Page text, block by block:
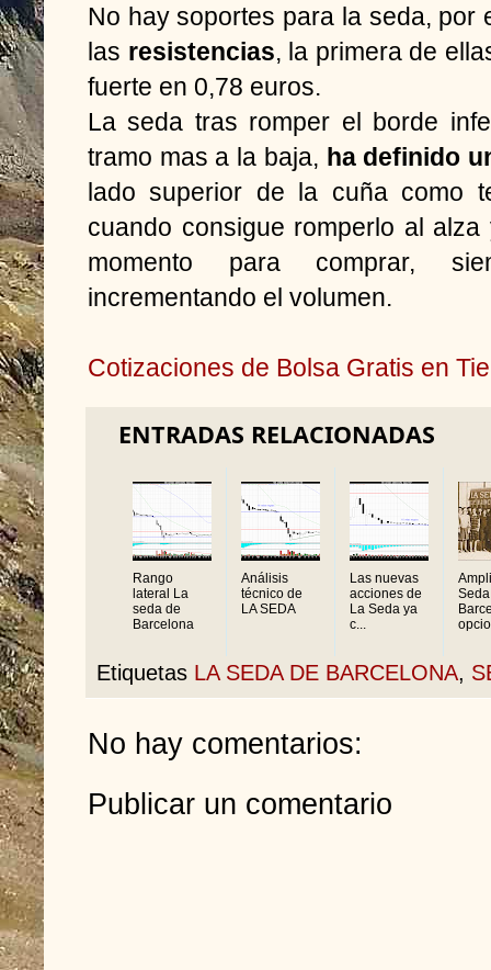
No hay soportes para la seda, por
las resistencias, la primera de
fuerte en 0,78 euros.
La seda tras romper el borde
tramo mas a la baja, ha definido
lado superior de la cuña como
cuando consigue romperlo al
momento para comprar,
incrementando el volumen.
Cotizaciones de Bolsa Gratis en
ENTRADAS RELACIONADAS
Rango
lateral La
seda de
Barcelona
Análisis
técnico de
LA SEDA
Las nuevas
acciones de
La Seda ya
c...
Etiquetas LA SEDA DE BARCELONA,
No hay comentarios:
Publicar un comentario